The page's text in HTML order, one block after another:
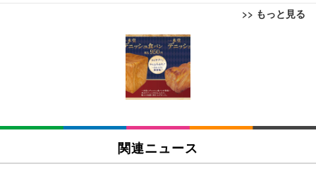
>> もっと見る
[EdoErgo] オフィスチェア 椅子 テレワーク 疲れな
い 跳ね上げ式アームレスト コンパクト 約105度ロッ
キング pc 事務椅子 360度回転 座面昇降 強化ナイロ
ン樹脂ベース 通気性メッシュ 在宅ワーク H-WY01
(黒網+黒枠+黒足)
SIHOO B100 オフィスチェア／デスクチェア メッシ
ュチェア 人間工学 疲れない ブラック
￥27,999
EIZO ビジネス向けプレミアムモニター | FlexScan
EV3240X-WT | 31.5型4K UHD・USB Type-C・ホワ
￥105,595
EIZO ビジネス向けプレミアムモニター | FlexScan
Amazonベーシック ペットシーツ 薄型 レギュラー 1
回使い捨て 無香料 ホワイト 300枚
Amazonベーシック ペットシーツ 厚型 ワイド 42枚
x2袋(84枚) ホワイト(吸収面:ライトブルー)
￥3,234
関連ニュース